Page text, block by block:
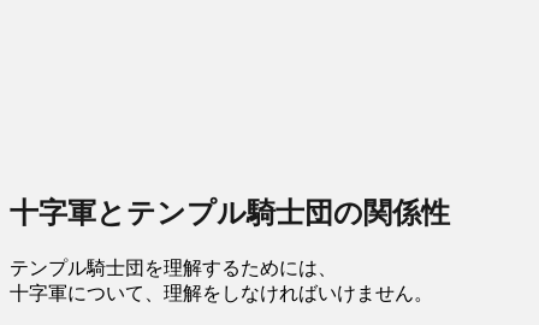
十字軍とテンプル騎士団の関係性
テンプル騎士団を理解するためには、
十字軍について、理解をしなければいけません。